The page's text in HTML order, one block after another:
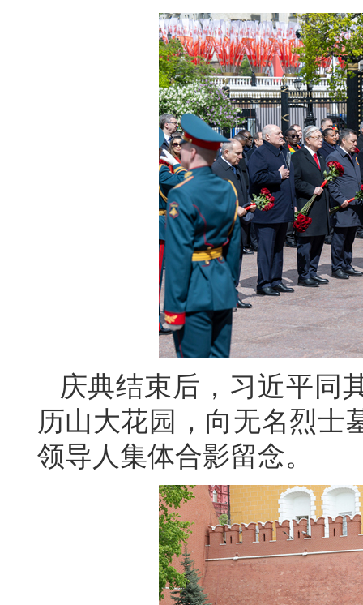
庆典结束后，习近平同
历山大花园，向无名烈士
领导人集体合影留念。